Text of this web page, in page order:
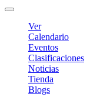
Ver
Calendario
Eventos
Clasificaciones
Noticias
Tienda
Blogs